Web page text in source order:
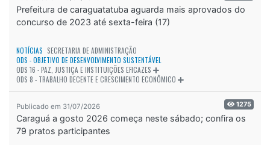
Prefeitura de caraguatatuba aguarda mais aprovados do
concurso de 2023 até sexta-feira (17)
NOTÍCIAS SECRETARIA DE ADMINISTRAÇÃO
ODS - OBJETIVO DE DESENVOLVIMENTO SUSTENTÁVEL
ODS 16 - PAZ, JUSTIÇA E INSTITUIÇÕES EFICAZES
ODS 8 - TRABALHO DECENTE E CRESCIMENTO ECONÔMICO
Publicado em 31/07/2026 1275
Caraguá a gosto 2026 começa neste sábado; confira os
79 pratos participantes